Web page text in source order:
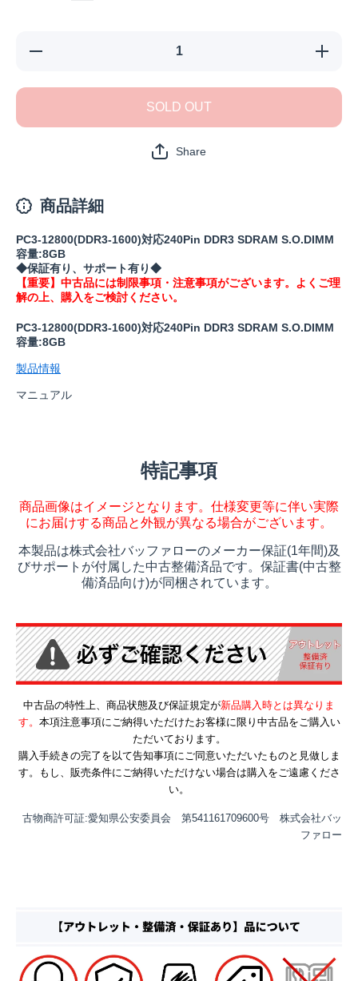
《整備
D3N1600-
《整備
D3N1600-
年)の数量
SOLD OUT
Share
商品詳細
PC3-12800(DDR3-1600)対応240Pin DDR3 SDRAM S.O.DIMM
容量:8GB
◆保証有り、サポート有り◆
【重要】中古品には制限事項・注意事項がございます。よくご理
解の上、購入をご検討ください。
PC3-12800(DDR3-1600)対応240Pin DDR3 SDRAM S.O.DIMM
容量:8GB
製品情報
マニュアル
特記事項
商品画像はイメージとなります。仕様変更等に伴い実際
にお届けする商品と外観が異なる場合がございます。
本製品は株式会社バッファローのメーカー保証(1年間)及
びサポートが付属した中古整備済品です。保証書(中古整
備済品向け)が同梱されています。
中古品の特性上、商品状態及び保証規定が新品購入時とは異なりま
す。 本項注意事項にご納得いただけたお客様に限り中古品をご購入い
ただいております。
購入手続きの完了を以て告知事項にご同意いただいたものと見做しま
す。もし、販売条件にご納得いただけない場合は購入をご遠慮くださ
い。
古物商許可証:愛知県公安委員会 第541161709600号 株式会社バッ
ファロー